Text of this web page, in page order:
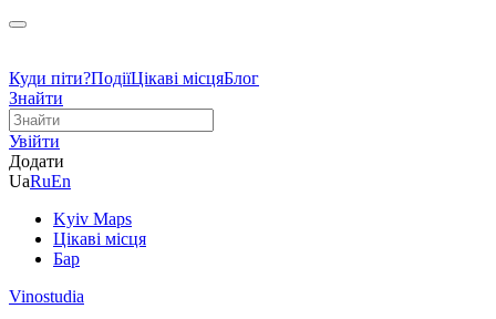
Куди піти?ПодіїЦікаві місцяБлог
Знайти
Увійти
Додати
UaRuEn
Kyiv Maps
Цікаві місця
Бар
Vinostudia